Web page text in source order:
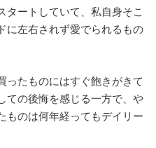
タートしていて、私自身そこ
に左右されず愛でられるもの
ったものにはすぐ飽きがきて
ての後悔を感じる一方で、や
ものは何年経ってもデイリー